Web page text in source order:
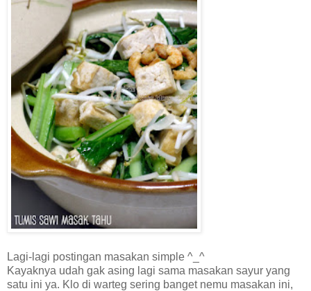
Lagi-lagi postingan masakan simple ^_^
Kayaknya udah gak asing lagi sama masakan sayur yang
satu ini ya. Klo di warteg sering banget nemu masakan ini,